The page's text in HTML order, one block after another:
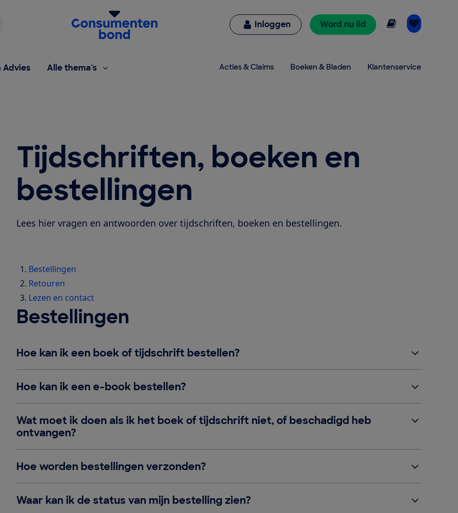
Homepage van de Consumentenbond
Inloggen Word nu lid Online lezen
Advies Alle thema's Acties & Claims Boeken & Bladen Klantenservice
Tijdschriften, boeken en
bestellingen
Lees hier vragen en antwoorden over tijdschriften, boeken en bestellingen.
Bestellingen
Retouren
Lezen en contact
Bestellingen
Hoe kan ik een boek of tijdschrift bestellen?
Hoe kan ik een e-book bestellen?
Wat moet ik doen als ik het boek of tijdschrift niet, of beschadigd heb
ontvangen?
Hoe worden bestellingen verzonden?
Waar kan ik de status van mijn bestelling zien?